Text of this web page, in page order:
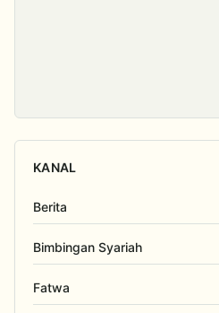
KANAL
Berita
Bimbingan Syariah
Fatwa